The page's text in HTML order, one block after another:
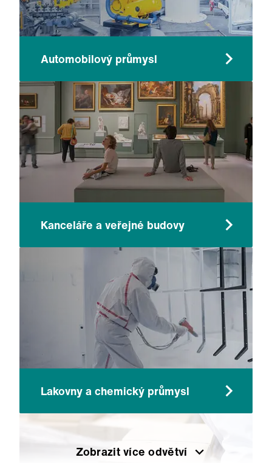
Automobilový průmysl
Kanceláře a veřejné budovy
Lakovny a chemický průmysl
Zobrazit více odvětví